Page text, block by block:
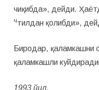
чиқибда», дейди.
чтилдан қолибди»,
Биродар, қаламкашни
қаламкашли
1993 йил.